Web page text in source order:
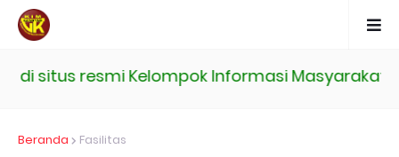
Masyarakat Desa Randupitu
Beranda Fasilitas